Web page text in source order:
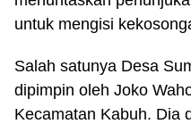
untuk mengisi
Salah satunya Desa
dipimpin oleh Joko
Kecamatan Kabuh. Dia